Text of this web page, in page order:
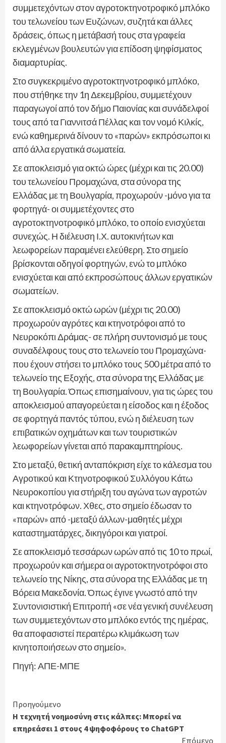
συμμετεχόντων στον αγροτοκτηνοτροφικό μπλόκο
του τελωνείου των Ευζώνων, συζητά και άλλες
δράσεις, όπως η μετάβασή τους στα γραφεία
εκλεγμένων βουλευτών για επίδοση ψηφίσματος
διαμαρτυρίας.
Στο συγκεκριμένο αγροτοκτηνοτροφικό μπλόκο,
που στήθηκε την 1η Δεκεμβρίου, συμμετέχουν
παραγωγοί από τον δήμο Παιονίας και συνάδελφοί
τους από τα Γιαννιτσά Πέλλας και τον νομό Κιλκίς,
ενώ καθημερινά δίνουν το «παρών» εκπρόσωποι κι
από άλλα εργατικά σωματεία.
Σε αποκλεισμό για οκτώ ώρες (μέχρι και τις 20.00)
του τελωνείου Προμαχώνα, στα σύνορα της
Ελλάδας με τη Βουλγαρία, προχωρούν -μόνο για τα
φορτηγά- οι συμμετέχοντες στο
αγροτοκτηνοτροφικό μπλόκο, το οποίο ενισχύεται
συνεχώς. Η διέλευση Ι.Χ. αυτοκινήτων και
λεωφορείων παραμένει ελεύθερη. Στο σημείο
βρίσκονται οδηγοί φορτηγών, ενώ το μπλόκο
ενισχύεται και από εκπροσώπους άλλων εργατικών
σωματείων.
Σε αποκλεισμό οκτώ ωρών (μέχρι τις 20.00)
προχωρούν αγρότες και κτηνοτρόφοι από το
Νευροκόπι Δράμας- σε πλήρη συντονισμό με τους
συναδέλφους τους στο τελωνείο του Προμαχώνα-
που έχουν στήσει το μπλόκο τους 500 μέτρα από το
τελωνείο της Εξοχής, στα σύνορα της Ελλάδας με
τη Βουλγαρία. Όπως επισημαίνουν, για τις ώρες του
αποκλεισμού απαγορεύεται η είσοδος και η έξοδος
σε φορτηγά παντός τύπου, ενώ η διέλευση των
επιβατικών οχημάτων και των τουριστικών
λεωφορείων γίνεται από παρακαμπτηρίους.
Στο μεταξύ, θετική ανταπόκριση είχε το κάλεσμα του
Αγροτικού και Κτηνοτροφικού Συλλόγου Κάτω
Νευροκοπίου για στήριξη του αγώνα των αγροτών
και κτηνοτρόφων. Χθες, στο σημείο έδωσαν το
«παρών» από -μεταξύ άλλων-μαθητές μέχρι
καταστηματάρχες, δικηγόροι και γιατροί.
Σε αποκλεισμό τεσσάρων ωρών από τις 10 το πρωί,
προχωρούν και σήμερα οι αγροτοκτηνοτρόφοι στο
τελωνείο της Νίκης, στα σύνορα της Ελλάδας με τη
Βόρεια Μακεδονία. Όπως έγινε γνωστό από την
Συντονισιστική Επιτροπή «σε νέα γενική συνέλευση
των συμμετεχόντων στο μπλόκο εντός της ημέρας,
θα αποφασιστεί περαιτέρω κλιμάκωση των
κινητοποιήσεων στο σημείο».
Πηγή: ΑΠΕ-ΜΠΕ
Continue
Reading
Προηγούμενο
Η τεχνητή νοημοσύνη στις κάλπες: Μπορεί να
επηρεάσει 1 στους 4 ψηφοφόρους το ChatGPT
Επόμενο